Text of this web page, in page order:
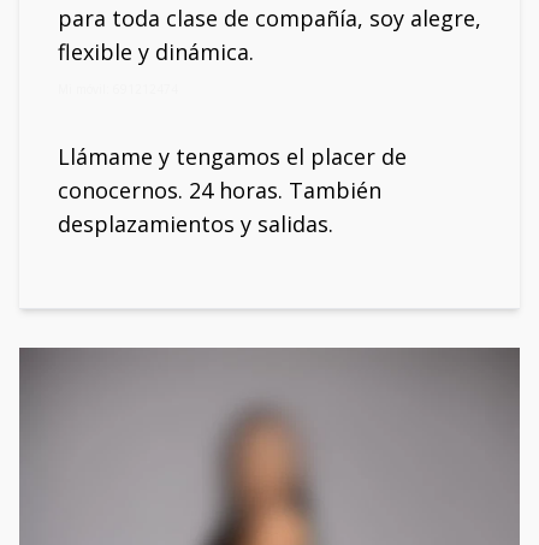
para toda clase de compañía, soy alegre,
flexible y dinámica.
Llámame y tengamos el placer de
conocernos. 24 horas. También
desplazamientos y salidas.